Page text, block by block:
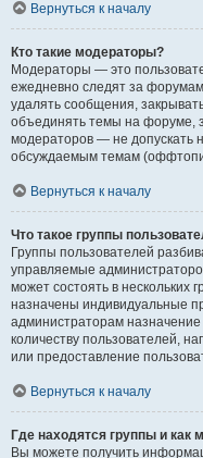
Вернуться к началу
Кто такие модераторы?
Модераторы — это
ежедневно следят за
удалять сообщения,
объединять темы на форуме,
модераторов — не допускать
обсуждаемым темам
Вернуться к началу
Что такое группы
Группы пользователей
управляемые
может состоять в нескольких
назначены индивидуальные
администраторам
количеству пользователей,
или предоставление
Вернуться к началу
Где находятся группы и как
Вы можете получить